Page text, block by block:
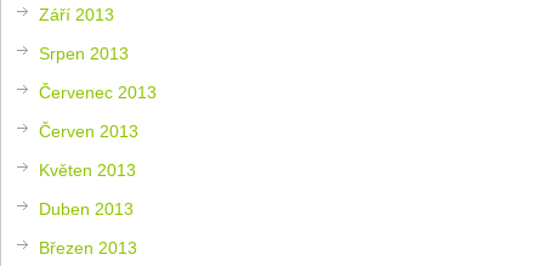
Září 2013
Srpen 2013
Červenec 2013
Červen 2013
Květen 2013
Duben 2013
Březen 2013